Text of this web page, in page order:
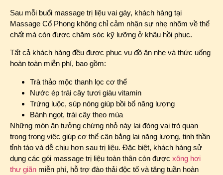
Sau mỗi buổi massage trị liệu vai gáy, khách hàng tại
Massage Cổ Phong không chỉ cảm nhận sự nhẹ nhõm về thể
chất mà còn được chăm sóc kỹ lưỡng ở khâu hồi phục.
Tất cả khách hàng đều được phục vụ đồ ăn nhẹ và thức uống
hoàn toàn miễn phí, bao gồm:
Trà thảo mộc thanh lọc cơ thể
Nước ép trái cây tươi giàu vitamin
Trứng luộc, súp nóng giúp bồi bổ năng lượng
Bánh ngọt, trái cây theo mùa
Những món ăn tưởng chừng nhỏ này lại đóng vai trò quan
trọng trong việc giúp cơ thể cân bằng lại năng lượng, tinh thần
tỉnh táo và dễ chịu hơn sau trị liệu. Đặc biệt, khách hàng sử
dụng các gói massage trị liệu toàn thân còn được xông hơi
thư giãn miễn phí, hỗ trợ đào thải độc tố và tăng tuần hoàn